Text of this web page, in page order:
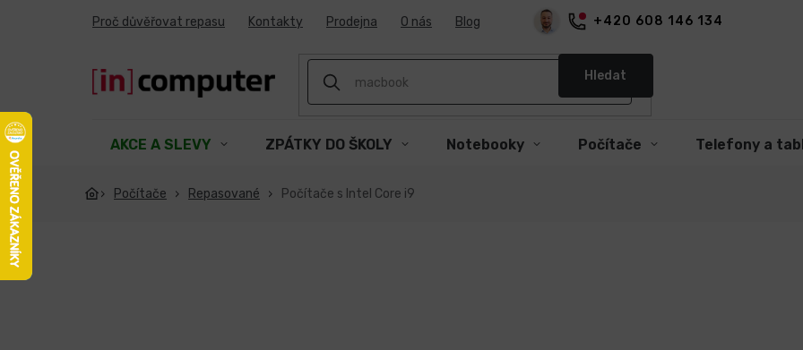
+420 608 146 134
Proč důvěřovat repasu Kontakty Prodejna O nás Blog
Hledat
AKCE A SLEVY ZPÁTKY DO ŠKOLY Notebooky Počítače Telefony a
Počítače Repasované Počítače s Intel Core i9